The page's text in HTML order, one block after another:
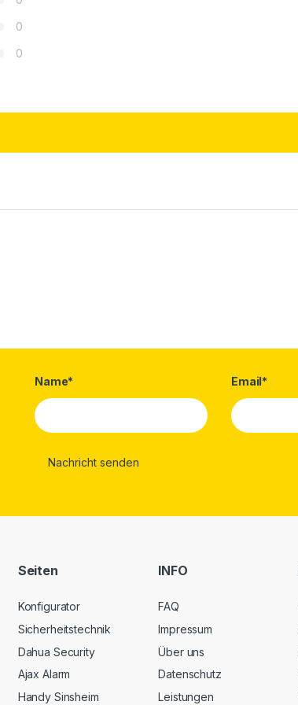
0
0
Name* Email*
Seiten
Konfigurator
Sicherheitstechnik
Dahua Security
Ajax Alarm
Handy Sinsheim
INFO
FAQ
Impressum
Über uns
Datenschutz
Leistungen